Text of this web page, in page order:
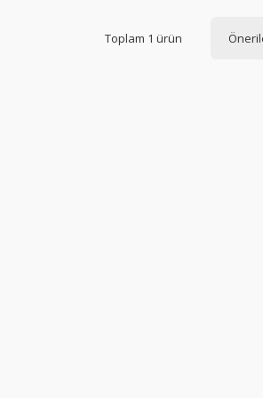
Toplam 1 ürün